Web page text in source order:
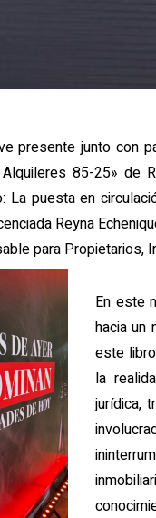
presente junto con
85-25» de
La puesta en
Reyna
para Propietarios,
En este
hacia un
este
la
jurídica,